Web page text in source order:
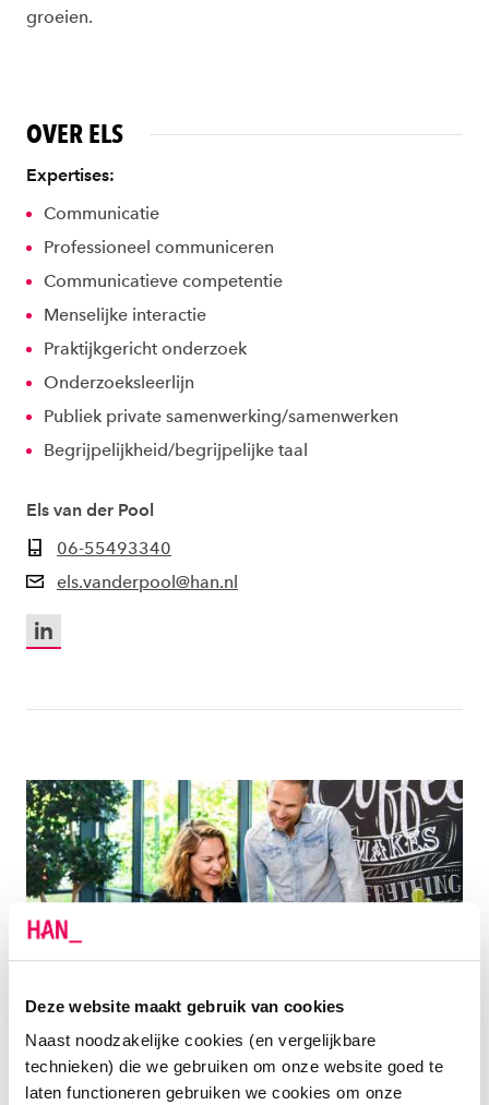
Deze website maakt gebruik van cookies
Naast noodzakelijke cookies (en vergelijkbare
technieken) die we gebruiken om onze website goed te
laten functioneren gebruiken we cookies om onze
groeien.
OVER ELS
Expertises:
Communicatie
Professioneel communiceren
Communicatieve competentie
Menselijke interactie
Praktijkgericht onderzoek
Onderzoeksleerlijn
Publiek private samenwerking/samenwerken
Begrijpelijkheid/begrijpelijke taal
Els van der Pool
06-55493340
els.vanderpool@han.nl
LinkedIn
HET LECTORAAT HUMAN
COMMUNICATION DEVELOPMENT
Hoe bereik je de ander, hoe begrijp je elkaar? Hoe